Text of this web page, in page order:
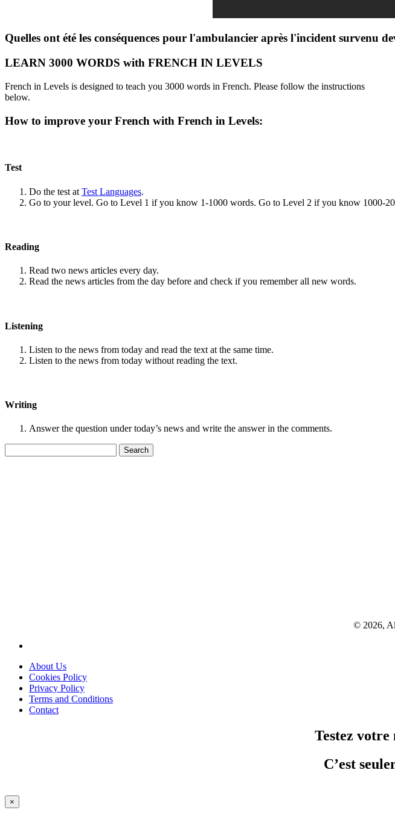
Quelles ont été les conséquences pour l'ambulancier après l'incident survenu
LEARN 3000 WORDS with FRENCH IN LEVELS
French in Levels is designed to teach you 3000 words in French. Please follow the instructions
below.
How to improve your French with French in Levels:
Test
Do the test at Test Languages.
Go to your level. Go to Level 1 if you know 1-1000 words. Go to Level 2 if you know 1000-
Reading
Read two news articles every day.
Read the news articles from the day before and check if you remember all new words.
Listening
Listen to the news from today and read the text at the same time.
Listen to the news from today without reading the text.
Writing
Answer the question under today’s news and write the answer in the comments.
for:
© 2026,
About Us
Cookies Policy
Privacy Policy
Terms and Conditions
Contact
Testez votre
C’est
×